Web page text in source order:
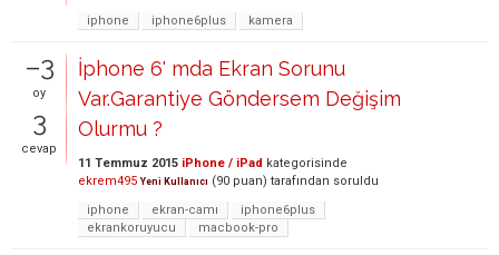
iphone
iphone6plus kamera
–3
oy
3
cevap
İphone 6' mda Ekran Sorunu
Var.Garantiye Göndersem Değişim
Olurmu ?
11 Temmuz 2015 iPhone / iPad kategorisinde
ekrem495 Yeni Kullanıcı (90 puan) tarafından soruldu
iphone
ekran-camı
iphone6plus
ekrankoruyucu
macbook-pro